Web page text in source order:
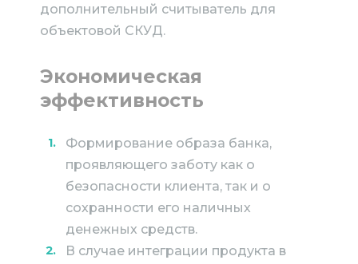
дополнительный считыватель для
объектовой СКУД.
Экономическая
эффективность
Формирование образа банка,
проявляющего заботу как о
безопасности клиента, так и о
сохранности его наличных
денежных средств.
В случае интеграции продукта в